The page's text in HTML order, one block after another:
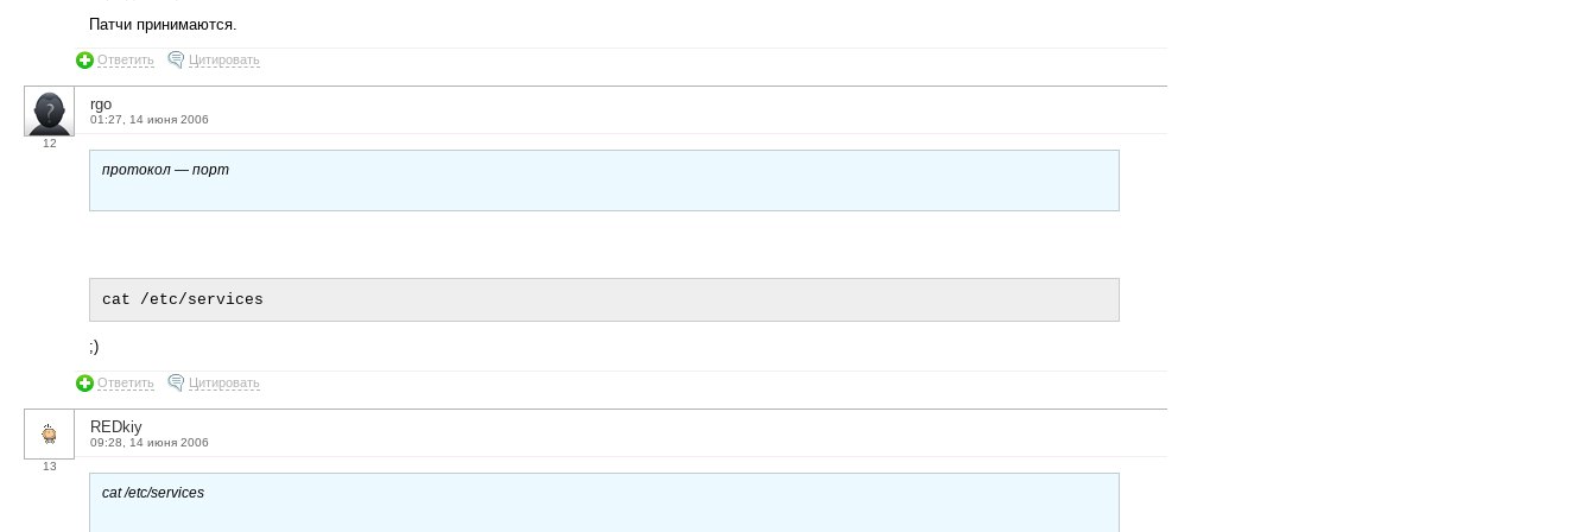
Патчи принимаются.
Ответить Цитировать
12
rgo
01:27, 14 июня 2006
протокол — порт
;)
Ответить Цитировать
13
REDkiy
09:28, 14 июня 2006
cat /etc/services